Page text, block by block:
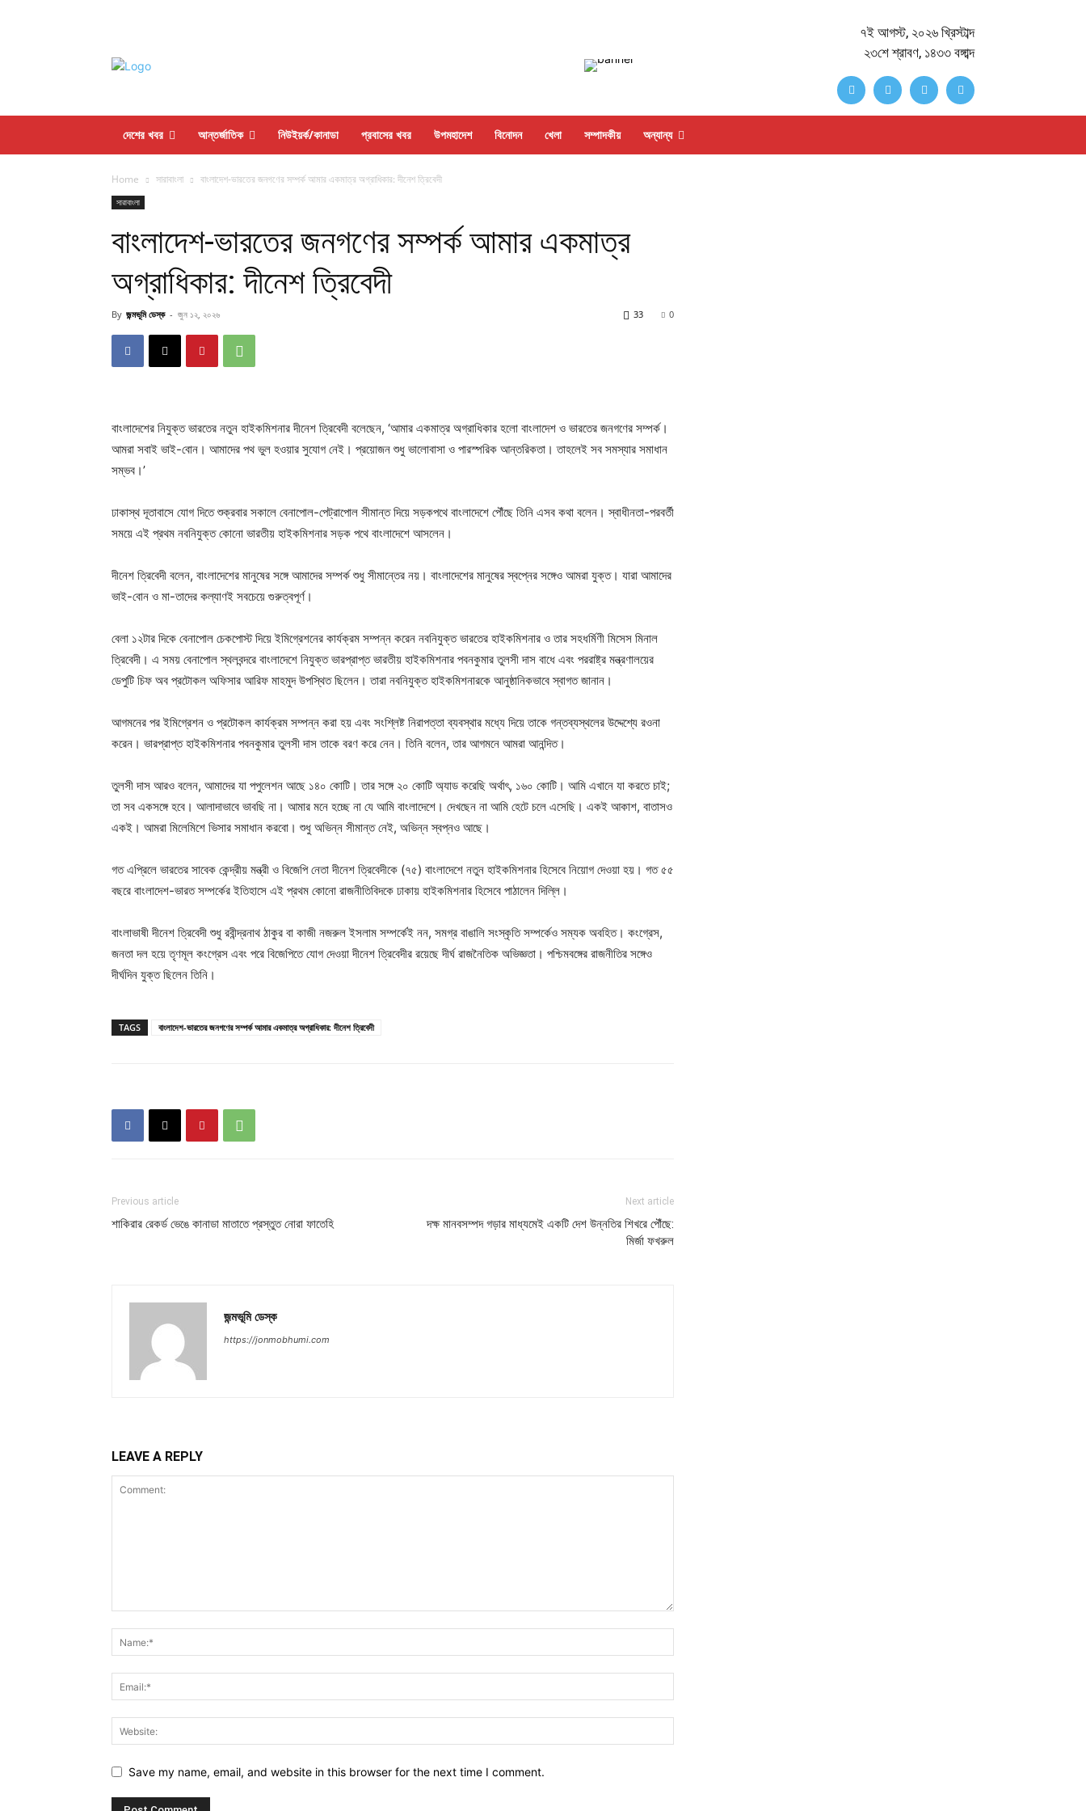
৭ই আগস্ট, ২০২৬ খ্রিস্টাব্দ
২৩শে শ্রাবণ, ১৪৩৩ বঙ্গাব্দ
দেশের খবর আন্তর্জাতিক নিউইয়র্ক/কানাডা প্রবাসের খবর উপমহাদেশ বিনোদন খেলা সম্পাদকীয় অন্যান্য
Home সারাবাংলা বাংলাদেশ-ভারতের জনগণের সম্পর্ক আমার একমাত্র অগ্রাধিকার: দীনেশ ত্রিবেদী
সারাবাংলা
বাংলাদেশ-ভারতের জনগণের সম্পর্ক আমার একমাত্র
অগ্রাধিকার: দীনেশ ত্রিবেদী
By জন্মভূমি ডেস্ক - জুন ১২, ২০২৬ 0
33
বাংলাদেশের নিযুক্ত ভারতের নতুন হাইকমিশনার দীনেশ ত্রিবেদী বলেছেন, ‌‘আমার একমাত্র অগ্রাধিকার হলো বাংলাদেশ ও ভারতের জনগণের সম্পর্ক।
আমরা সবাই ভাই-বোন। আমাদের পথ ভুল হওয়ার সুযোগ নেই। প্রয়োজন শুধু ভালোবাসা ও পারস্পরিক আন্তরিকতা। তাহলেই সব সমস্যার সমাধান
সম্ভব।’
ঢাকাস্থ দূতাবাসে যোগ দিতে শুক্রবার সকালে বেনাপোল-পেট্রাপোল সীমান্ত দিয়ে সড়কপথে বাংলাদেশে পৌঁছে তিনি এসব কথা বলেন। স্বাধীনতা-পরবর্তী
সময়ে এই প্রথম নবনিযুক্ত কোনো ভারতীয় হাইকমিশনার সড়ক পথে বাংলাদেশে আসলেন।
দীনেশ ত্রিবেদী বলেন, বাংলাদেশের মানুষের সঙ্গে আমাদের সম্পর্ক শুধু সীমান্তের নয়। বাংলাদেশের মানুষের স্বপ্নের সঙ্গেও আমরা যুক্ত। যারা আমাদের
ভাই-বোন ও মা-তাদের কল্যাণই সবচেয়ে গুরুত্বপূর্ণ।
বেলা ১২টার দিকে বেনাপোল চেকপোস্ট দিয়ে ইমিগ্রেশনের কার্যক্রম সম্পন্ন করেন নবনিযুক্ত ভারতের হাইকমিশনার ও তার সহধর্মিণী মিসেস মিনাল
ত্রিবেদী। এ সময় বেনাপোল স্থলবন্দরে বাংলাদেশে নিযুক্ত ভারপ্রাপ্ত ভারতীয় হাইকমিশনার পবনকুমার তুলসী দাস বাধে এবং পররাষ্ট্র মন্ত্রণালয়ের
ডেপুটি চিফ অব প্রটোকল অফিসার আরিফ মাহমুদ উপস্থিত ছিলেন। তারা নবনিযুক্ত হাইকমিশনারকে আনুষ্ঠানিকভাবে স্বাগত জানান।
আগমনের পর ইমিগ্রেশন ও প্রটোকল কার্যক্রম সম্পন্ন করা হয় এবং সংশ্লিষ্ট নিরাপত্তা ব্যবস্থার মধ্যে দিয়ে তাকে গন্তব্যস্থলের উদ্দেশ্যে রওনা
করেন। ভারপ্রাপ্ত হাইকমিশনার পবনকুমার তুলসী দাস তাকে বরণ করে নেন। তিনি বলেন, তার আগমনে আমরা আনন্দিত।
তুলসী দাস আরও বলেন, আমাদের যা পপুলেশন আছে ১৪০ কোটি। তার সঙ্গে ২০ কোটি অ্যাড করেছি অর্থাৎ, ১৬০ কোটি। আমি এখানে যা করতে চাই;
তা সব একসঙ্গে হবে। আলাদাভাবে ভাবছি না। আমার মনে হচ্ছে না যে আমি বাংলাদেশে। দেখছেন না আমি হেটে চলে এসেছি। একই আকাশ, বাতাসও
একই। আমরা মিলেমিশে ভিসার সমাধান করবো। শুধু অভিন্ন সীমান্ত নেই, অভিন্ন স্বপ্নও আছে।
গত এপ্রিলে ভারতের সাবেক কেন্দ্রীয় মন্ত্রী ও বিজেপি নেতা দীনেশ ত্রিবেদীকে (৭৫) বাংলাদেশে নতুন হাইকমিশনার হিসেবে নিয়োগ দেওয়া হয়। গত ৫৫
বছরে বাংলাদেশ-ভারত সম্পর্কের ইতিহাসে এই প্রথম কোনো রাজনীতিবিদকে ঢাকায় হাইকমিশনার হিসেবে পাঠালেন দিল্লি।
বাংলাভাষী দীনেশ ত্রিবেদী শুধু রবীন্দ্রনাথ ঠাকুর বা কাজী নজরুল ইসলাম সম্পর্কেই নন, সমগ্র বাঙালি সংস্কৃতি সম্পর্কেও সম্যক অবহিত। কংগ্রেস,
জনতা দল হয়ে তৃণমূল কংগ্রেস এবং পরে বিজেপিতে যোগ দেওয়া দীনেশ ত্রিবেদীর রয়েছে দীর্ঘ রাজনৈতিক অভিজ্ঞতা। পশ্চিমবঙ্গের রাজনীতির সঙ্গেও
দীর্ঘদিন যুক্ত ছিলেন তিনি।
TAGS বাংলাদেশ-ভারতের জনগণের সম্পর্ক আমার একমাত্র অগ্রাধিকার: দীনেশ ত্রিবেদী
Previous article
শাকিরার রেকর্ড ভেঙে কানাডা মাতাতে প্রস্তুত নোরা ফাতেহি
Next article
দক্ষ মানবসম্পদ গড়ার মাধ্যমেই একটি দেশ উন্নতির শিখরে পৌঁছে:
মির্জা ফখরুল
জন্মভূমি ডেস্ক
https://jonmobhumi.com
LEAVE A REPLY
Save my name, email, and website in this browser for the next time I comment.